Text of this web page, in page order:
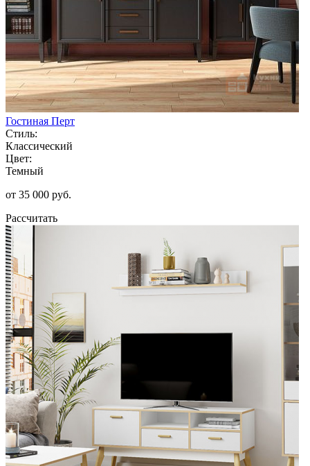
Гостиная Перт
Стиль:
Классический
Цвет:
Темный
от 35 000 руб.
Рассчитать